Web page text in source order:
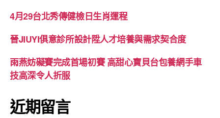
4月29台北秀傳健檢日生肖運程
晉JIUYI俱意診所設計陞人才培養與需求契合度
雨燕妨礙賽完成首場初賽 高甜心寶貝台包養網手車
技高深令人折服
近期留言